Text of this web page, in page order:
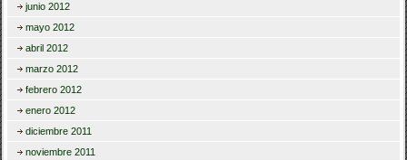
junio 2012
mayo 2012
abril 2012
marzo 2012
febrero 2012
enero 2012
diciembre 2011
noviembre 2011